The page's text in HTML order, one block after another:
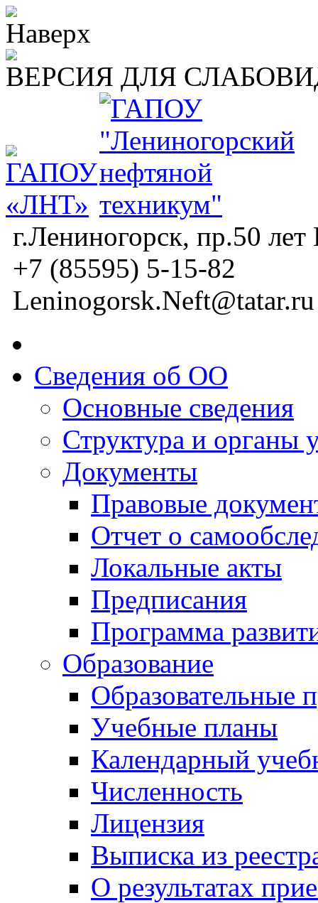
ВЕРСИЯ ДЛЯ
г.Лениногорск, пр.50
+7 (85595) 5-15-82
Leninogorsk.Neft@tatar.ru
Сведения об ОО
Основные сведения
Структура и органы
Документы
Правовые
Отчет о
Локальные акты
Предписания
Программа
Образование
Образовательные
Учебные планы
Календарный
Численность
Лицензия
Выписка из
О результатах